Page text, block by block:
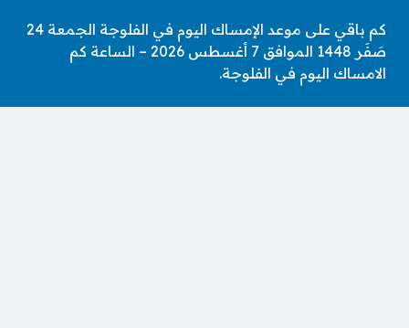
كم باقي على موعد الإمساك اليوم في الفلوجة الجمعة 24
صَفَر 1448 الموافق 7 أغسطس 2026 – الساعة كم
الامساك اليوم في الفلوجة.